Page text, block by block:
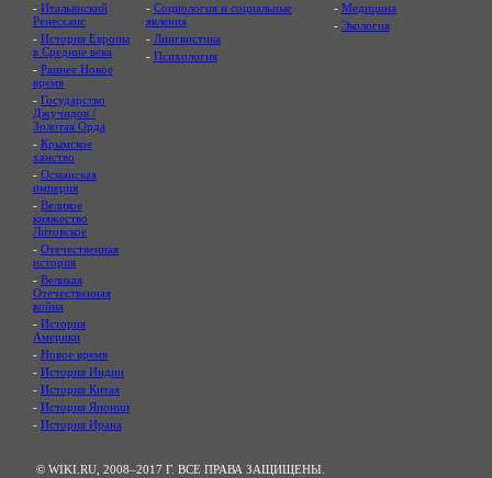
- Итальянский
Ренессанс
- История Европы
в Средние века
- Раннее Новое
время
- Государство
Джучидов /
Золотая Орда
- Крымское
ханство
- Османская
империя
- Великое
княжество
Литовское
- Отечественная
история
- Великая
Отечественная
война
- История
Америки
- Новое время
- История Индии
- История Китая
- История Японии
- История Ирана
- Социология и социальные
явления
- Лингвистика
- Психология
- Медицина
- Экология
© WIKI.RU, 2008–2017 Г. ВСЕ ПРАВА ЗАЩИЩЕНЫ.